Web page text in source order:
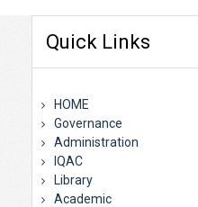
Quick Links
HOME
Governance
Administration
IQAC
Library
Academic